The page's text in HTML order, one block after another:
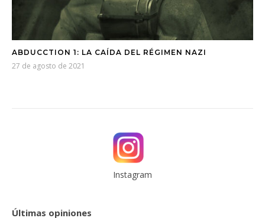
ABDUCCTION 1: LA CAÍDA DEL RÉGIMEN NAZI
27 de agosto de 2021
Instagram
Últimas opiniones